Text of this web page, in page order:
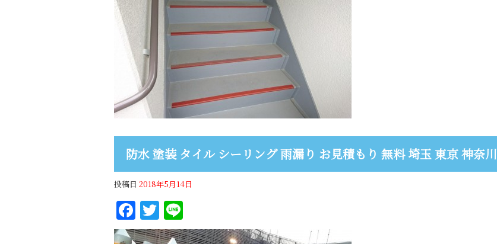
防水 塗装 タイル シーリング 雨漏り お見積もり 無料 埼玉 東京 神奈川
投稿日 2018年5月14日
Facebook
Twitter